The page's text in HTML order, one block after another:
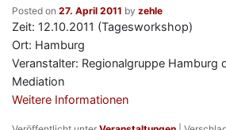
Posted on 27. April 2011 by zehle
Zeit: 12.10.2011 (Tagesworkshop)
Ort: Hamburg
Veranstalter: Regionalgruppe Hamburg
Mediation
Weitere Informationen